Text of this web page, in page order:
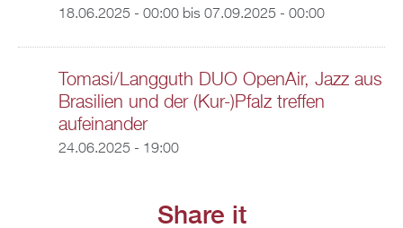
18.06.2025 - 00:00bis 07.09.2025 - 00:00
Tomasi/Langguth DUO OpenAir, Jazz aus
Brasilien und der (Kur-)Pfalz treffen
aufeinander
24.06.2025 - 19:00
Share it